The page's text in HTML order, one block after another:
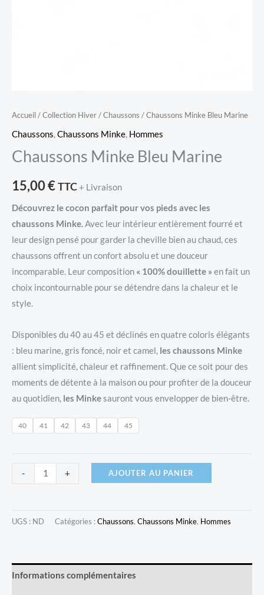
Accueil/Collection Hiver/Chaussons / Chaussons Minke Bleu Marine
Chaussons,Chaussons Minke, Hommes
Chaussons Minke Bleu Marine
15,00€TTC+ Livraison
Découvrez le cocon parfait pour vos pieds avec les
chaussons Minke.Avec leur intérieur entièrement fourré et
leur design pensé pour garder la cheville bien au chaud, ces
chaussons offrent un confort absolu et une douceur
incomparable. Leur composition « 100% douillette » en fait un
choix incontournable pour se détendre dans la chaleur et le
style.
Disponibles du 40 au 45 et déclinés en quatre coloris élégants
: bleu marine, gris foncé, noir et camel, les chaussons Minke
allient simplicité, chaleur et raffinement. Que ce soit pour des
moments de détente à la maison ou pour profiter de la douceur
au quotidien, les Minkesauront vous envelopper de bien-être.
40 41 42 43 44 45
-
quantité
Minke
+ AJOUTER AU PANIER
UGS : ND Catégories :Chaussons, Chaussons Minke, Hommes
Informations complémentaires